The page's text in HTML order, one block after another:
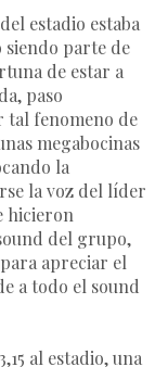
estadio estaba
parte de
de estar a
paso
tal fenomeno de
megabocinas
la
la voz del líder
hicieron
del grupo,
apreciar el
a todo el sound
al estadio, una